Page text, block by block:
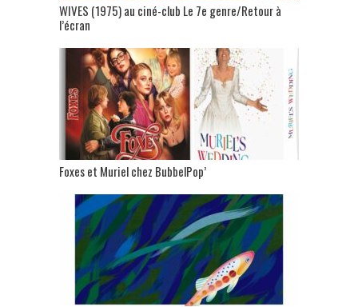
WIVES (1975) au ciné-club Le 7e genre/Retour à
l’écran
Foxes et Muriel chez BubbelPop’